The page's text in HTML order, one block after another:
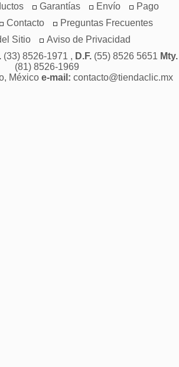
Garantías Envío
Pago
Contacto
Preguntas Frecuentes
Sitio
Aviso de Privacidad
(33) 8526-1971 , D.F. (55) 8526 5651 Mty.
(81) 8526-1969
México e-mail: contacto@tiendaclic.mx